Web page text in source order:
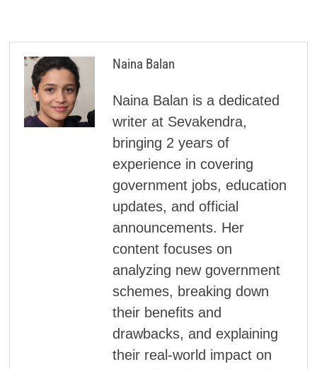
Naina Balan
Naina Balan is a dedicated
writer at Sevakendra,
bringing 2 years of
experience in covering
government jobs, education
updates, and official
announcements. Her
content focuses on
analyzing new government
schemes, breaking down
their benefits and
drawbacks, and explaining
their real-world impact on